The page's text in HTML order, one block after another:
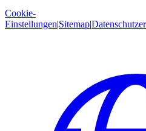
Cookie-
Einstellungen|Sitemap|